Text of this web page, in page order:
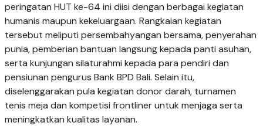
peringatan HUT ke-64 ini diisi dengan berbagai kegiatan
humanis maupun kekeluargaan. Rangkaian kegiatan
tersebut meliputi persembahyangan bersama, penyerahan
punia, pemberian bantuan langsung kepada panti asuhan,
serta kunjungan silaturahmi kepada para pendiri dan
pensiunan pengurus Bank BPD Bali. Selain itu,
diselenggarakan pula kegiatan donor darah, turnamen
tenis meja dan kompetisi frontliner untuk menjaga serta
meningkatkan kualitas layanan.